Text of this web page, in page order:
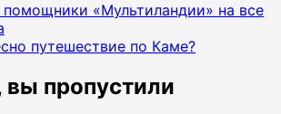
«Мультиландии» на все
путешествие по Каме?
пропустили